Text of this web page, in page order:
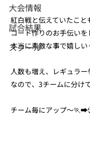
大会情報
試合結果
スクール
紅白戦と伝えていたこ
コート作りのお手伝い
本当に素敵な事で嬉しい
人数も増え、レギュラ
なので、3チームに分け
チーム毎にアップ〜